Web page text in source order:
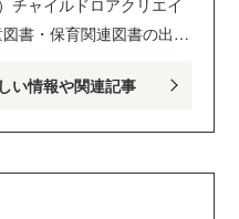
チャイルドロアクリエイ
書・保育関連図書の出版
本部長を歴任。また、園
でおきたい すてきな絵
（ゆみむら きき）の名
い情報や関連記事